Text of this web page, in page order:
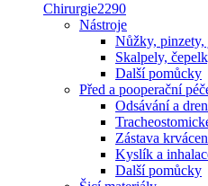
Chirurgie2290
Nástroje
Nůžky, pinzety,
Skalpely,
Další pomůcky
Před a pooperační
Odsávání a
Zástava
Kyslík a
Další pomůcky